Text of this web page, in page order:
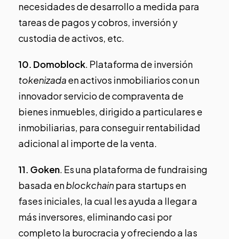
necesidades de desarrollo a medida para
tareas de pagos y cobros, inversión y
custodia de activos, etc.
10. Domoblock. Plataforma de inversión
tokenizadaen activos inmobiliarios con un
innovador servicio de compraventa de
bienes inmuebles, dirigido a particulares e
inmobiliarias, para conseguir rentabilidad
adicional al importe de la venta.
11. Goken. Es una plataforma de fundraising
basada enblockchainpara startups en
fases iniciales, la cual les ayuda a llegar a
más inversores, eliminando casi por
completo la burocracia y ofreciendo a las